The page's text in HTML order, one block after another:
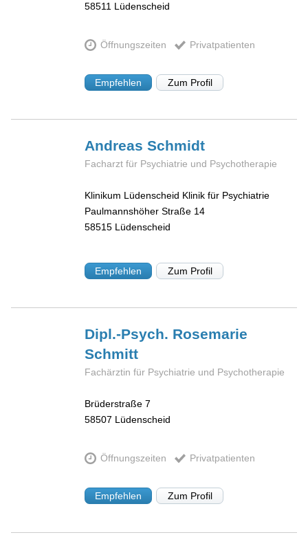
58511 Lüdenscheid
Öffnungszeiten Privatpatienten
Empfehlen Zum Profil
AndreasSchmidt
Facharzt für Psychiatrie und Psychotherapie
Klinikum Lüdenscheid Klinik für Psychiatrie
Paulmannshöher Straße 14
58515 Lüdenscheid
Empfehlen Zum Profil
Dipl.-Psych. Rosemarie
Schmitt
Fachärztin für Psychiatrie und Psychotherapie
Brüderstraße 7
58507 Lüdenscheid
Öffnungszeiten Privatpatienten
Empfehlen Zum Profil